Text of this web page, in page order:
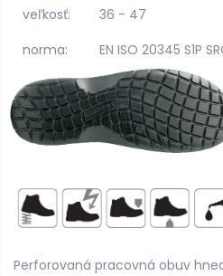
veľkosť:
36 - 47
norma:
EN ISO 20345 S1P
Perforovaná pracovná obuv